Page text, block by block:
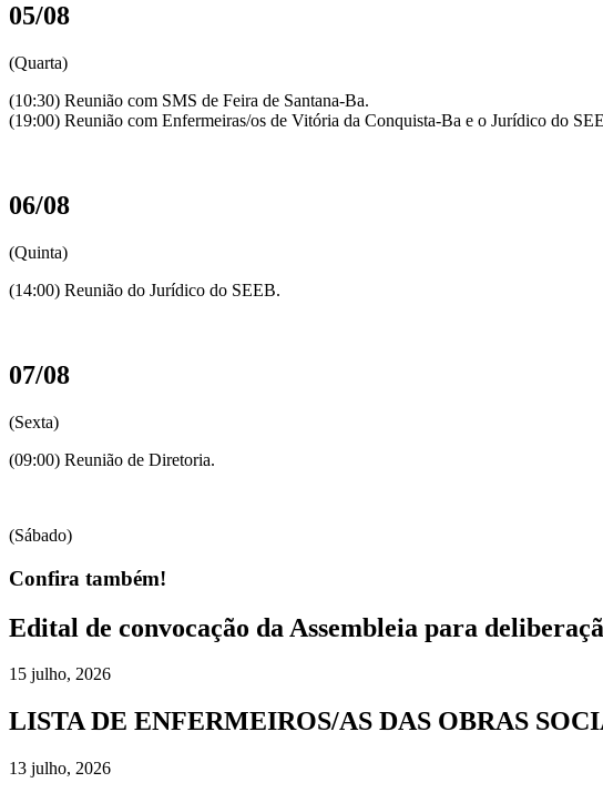
05/08
(Quarta)
(10:30) Reunião com SMS de Feira de Santana-Ba.
(19:00) Reunião com Enfermeiras/os de Vitória da Conquista-Ba e o Jurídico do
06/08
(Quinta)
(14:00) Reunião do Jurídico do SEEB.
07/08
(Sexta)
(09:00) Reunião de Diretoria.
(Sábado)
Confira também!
Edital de convocação da Assembleia para
15 julho, 2026
LISTA DE ENFERMEIROS/AS DAS OBRAS
13 julho, 2026